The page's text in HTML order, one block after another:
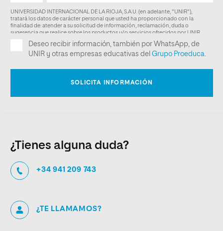
¿Tienes alguna duda?
+34 941 209 743
¿TE LLAMAMOS?